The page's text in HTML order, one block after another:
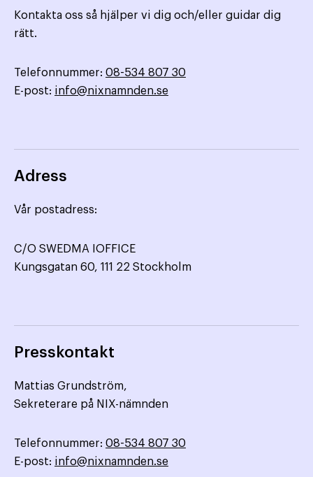
Kontakta oss så hjälper vi dig och/eller guidar dig
rätt.
Telefonnummer: 08-534 807 30
E-post: info@nixnamnden.se
Adress
Vår postadress:
C/O SWEDMA IOFFICE
Kungsgatan 60, 111 22 Stockholm
Presskontakt
Mattias Grundström,
Sekreterare på NIX-nämnden
Telefonnummer: 08-534 807 30
E-post: info@nixnamnden.se